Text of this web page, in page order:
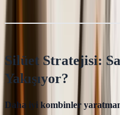
Silüet Stratejisi:
Yakışıyor?
Daha iyi kombinler